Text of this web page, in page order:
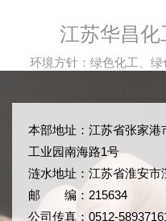
江苏华昌化
环境方针：绿色化工、绿
本部地址：江苏省张家
工业园南海路1号
涟水地址：江苏省淮安
邮 编：215634
公司传真：0512-